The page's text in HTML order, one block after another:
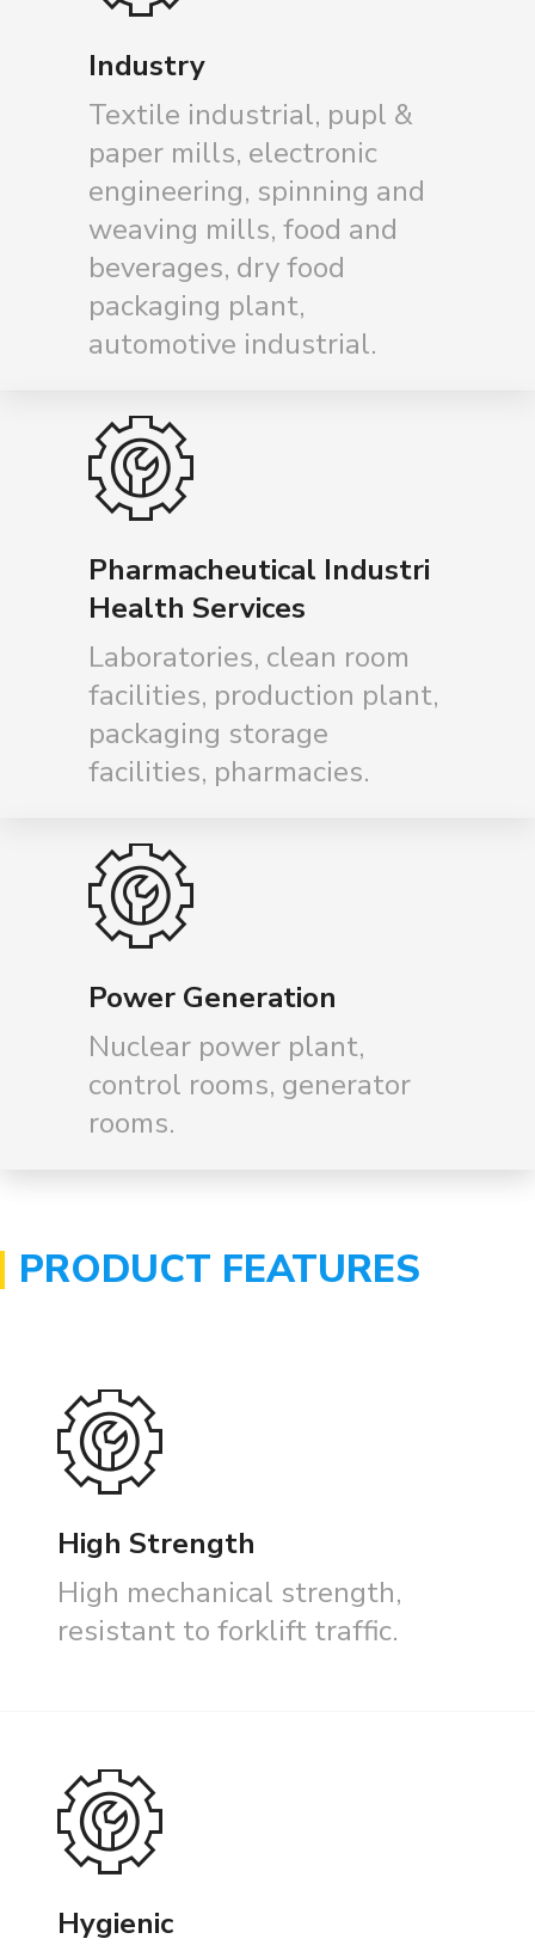
Industry
Textile industrial, pupl &
paper mills, electronic
engineering, spinning and
weaving mills, food and
beverages, dry food
packaging plant,
automotive industrial.
Pharmacheutical Industri
Health Services
Laboratories, clean room
facilities, production plant,
packaging storage
facilities, pharmacies.
Power Generation
Nuclear power plant,
control rooms, generator
rooms.
PRODUCT FEATURES
High Strength
High mechanical strength,
resistant to forklift traffic.
Hygienic